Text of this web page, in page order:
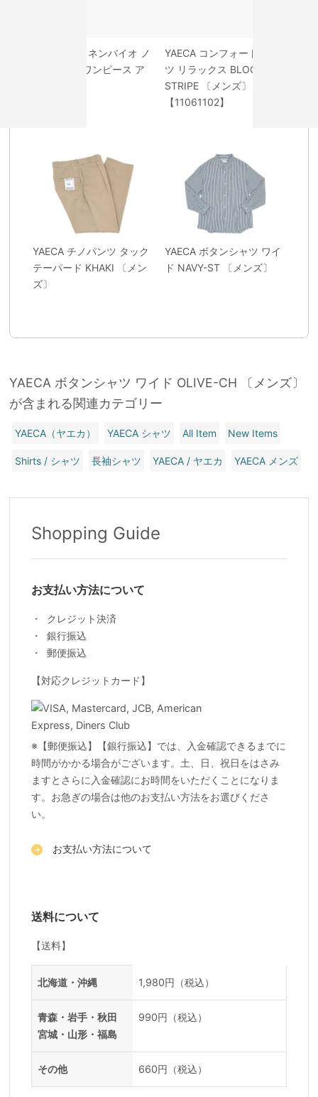
homspun リネンバイオ ノ
ースリーブワンピース ア
YAECA コンフォートシャ
ツ リラックス BLOCK
STRIPE 〔メンズ〕
【11061102】
YAECA チノパンツ タック
テーパード KHAKI 〔メン
ズ〕
YAECA ボタンシャツ ワイ
ド NAVY-ST 〔メンズ〕
YAECA ボタンシャツ ワイド OLIVE-CH 〔メンズ〕
が含まれる関連カテゴリー
YAECA（ヤエカ） YAECA シャツ All Item New Items
Shirts / シャツ 長袖シャツ YAECA / ヤエカ YAECA メンズ
Shopping Guide
お支払い方法について
クレジット決済
銀行振込
郵便振込
【対応クレジットカード】
※【郵便振込】【銀行振込】では、入金確認できるまでに
時間がかかる場合がございます。土、日、祝日をはさみ
ますとさらに入金確認にお時間をいただくことになりま
す。お急ぎの場合は他のお支払い方法をお選びくださ
い。
お支払い方法について
送料について
【送料】
地域 料金
北海道・沖縄 1,980円（税込）
青森・岩手・秋田
宮城・山形・福島
990円（税込）
その他 660円（税込）